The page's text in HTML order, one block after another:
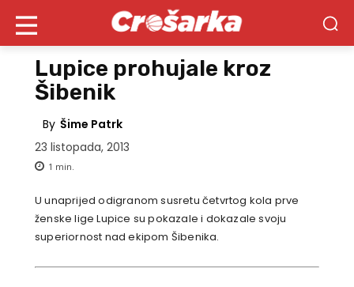
Lupice prohujale kroz
Šibenik
By Šime Patrk
23 listopada, 2013
1 min.
U unaprijed odigranom susretu četvrtog kola prve
ženske lige Lupice su pokazale i dokazale svoju
superiornost nad ekipom Šibenika.